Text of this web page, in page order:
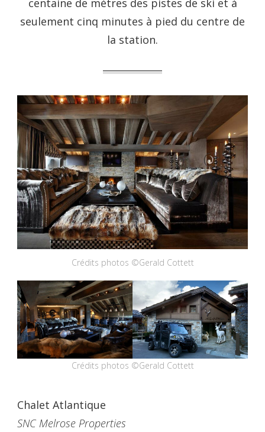
centaine de mètres des pistes de ski et à
seulement cinq minutes à pied du centre de
la station.
Crédits photos ©Gerald Cottett
Crédits photos ©Gerald Cottett
Chalet Atlantique
SNC Melrose Properties